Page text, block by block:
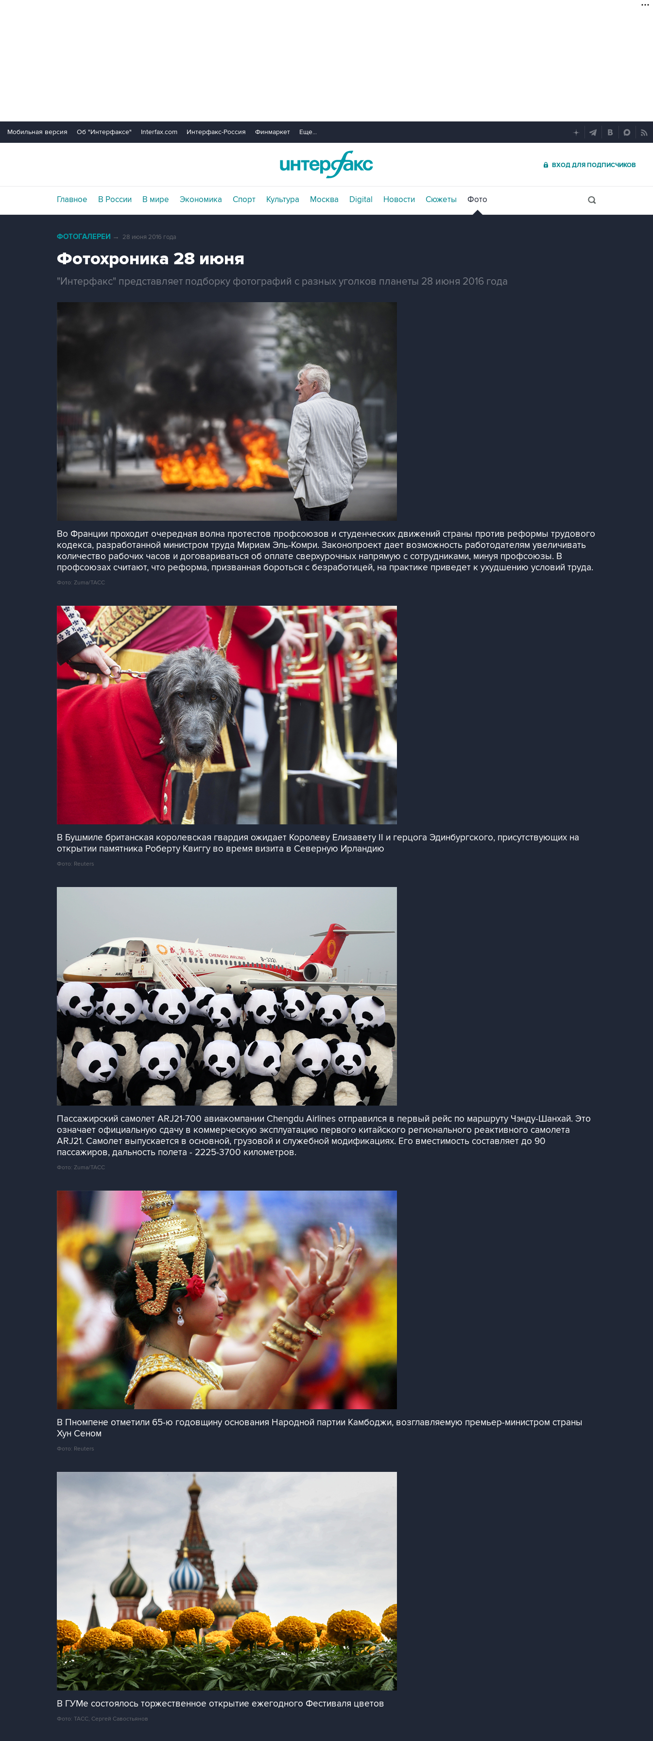
Мобильная версия Об "Интерфаксе" Interfax.com Интерфакс-Россия Финмаркет Еще...
ВХОД ДЛЯ ПОДПИСЧИКОВ
Главное В России В мире Экономика Спорт Культура Москва Digital Новости Сюжеты Фото
ФОТОГАЛЕРЕИ → 28 июня 2016 года
Фотохроника 28 июня
"Интерфакс" представляет подборку фотографий с разных уголков планеты 28 июня 2016 года
Во Франции проходит очередная волна протестов профсоюзов и студенческих движений страны против реформы трудового
кодекса, разработанной министром труда Мириам Эль-Комри. Законопроект дает возможность работодателям увеличивать
количество рабочих часов и договариваться об оплате сверхурочных напрямую с сотрудниками, минуя профсоюзы. В
профсоюзах считают, что реформа, призванная бороться с безработицей, на практике приведет к ухудшению условий труда.
Фото: Zuma/ТАСС
В Бушмиле британская королевская гвардия ожидает Королеву Елизавету II и герцога Эдинбургского, присутствующих на
открытии памятника Роберту Квиггу во время визита в Северную Ирландию
Фото: Reuters
Пассажирский самолет ARJ21-700 авиакомпании Chengdu Airlines отправился в первый рейс по маршруту Чэнду-Шанхай. Это
означает официальную сдачу в коммерческую эксплуатацию первого китайского регионального реактивного самолета
ARJ21. Самолет выпускается в основной, грузовой и служебной модификациях. Его вместимость составляет до 90
пассажиров, дальность полета - 2225-3700 километров.
Фото: Zuma/ТАСС
В Пномпене отметили 65-ю годовщину основания Народной партии Камбоджи, возглавляемую премьер-министром страны
Хун Сеном
Фото: Reuters
В ГУМе состоялось торжественное открытие ежегодного Фестиваля цветов
Фото: ТАСС, Сергей Савостьянов